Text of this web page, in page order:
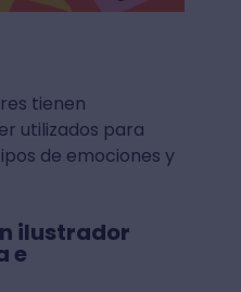
tienen
utilizados para
de emociones y
ilustrador
e